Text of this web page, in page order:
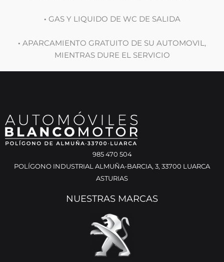
· GAS Y LIQUIDO DE WC DE SALIDA
· APARCAMIENTO GRATUITO DE SU AUTOMOVIL,
MIENTRAS DURE EL SERVICIO
985 470 504
POLÍGONO INDUSTRIAL ALMUÑA-BARCIA, 3, 33700 LUARCA
ASTURIAS
NUESTRAS MARCAS